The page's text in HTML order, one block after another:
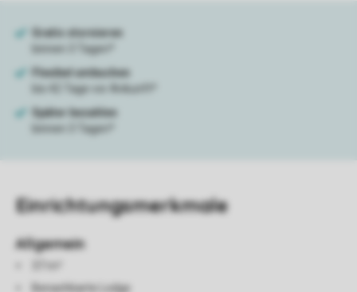
Einrichtungsmerkmale
Allgemein
Benachbarte Lodge